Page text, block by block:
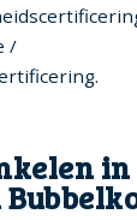
/
in